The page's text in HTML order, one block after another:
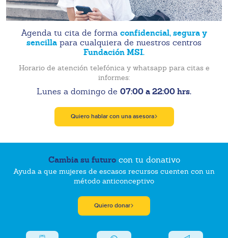
Agenda tu cita de forma confidencial, segura y
sencilla para cualquiera de nuestros centros
Fundación MSI.
Horario de atención telefónica y whatsapp para citas e
informes:
Lunes a domingo de 07:00 a 22:00 hrs.
Quiero hablar con una asesora
Cambia su futurocon tu donativo
Ayuda a que mujeres de escasos recursos cuenten con un
método anticonceptivo
Quiero donar